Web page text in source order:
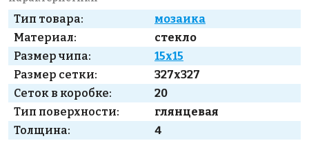
Тип товара:
мозаика
Материал:
стекло
Размер чипа:
15x15
Размер сетки:
327x327
Сеток в коробке:
20
Тип поверхности:
глянцевая
Толщина:
4